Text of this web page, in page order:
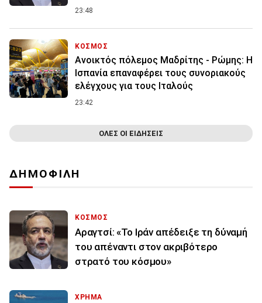
23:48
ΚΟΣΜΟΣ
Ανοικτός πόλεμος Μαδρίτης - Ρώμης: Η
Ισπανία επαναφέρει τους συνοριακούς
ελέγχους για τους Ιταλούς
23:42
ΟΛΕΣ ΟΙ ΕΙΔΗΣΕΙΣ
ΔΗΜΟΦΙΛΗ
ΚΟΣΜΟΣ
Αραγτσί: «Το Ιράν απέδειξε τη δύναμή
του απέναντι στον ακριβότερο
στρατό του κόσμου»
ΧΡΗΜΑ